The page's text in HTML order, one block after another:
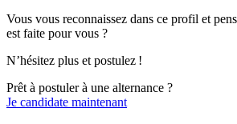
Vous vous reconnaissez dans ce profil et
est faite pour vous ?
N’hésitez plus et postulez !
Prêt à postuler à une alternance ?
Je candidate maintenant